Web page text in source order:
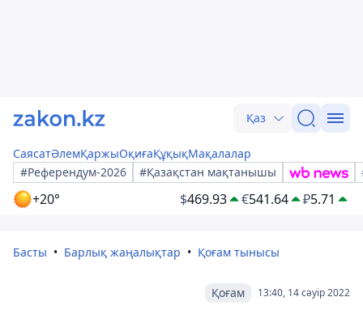
Қаз
СаясатӘлемҚаржыОқиғаҚұқықМақалалар
#Референдум-2026
#Қазақстан мақтанышы
+20° $469.93 €541.64 ₽5.71
Басты Барлық жаңалықтар Қоғам тынысы
13:40, 14 сәуір 2022
Қоғам